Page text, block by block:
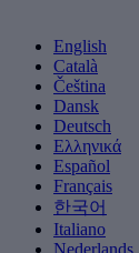
English
Català
Čeština
Dansk
Deutsch
Ελληνικά
Español
Français
한국어
Italiano
Nederlands